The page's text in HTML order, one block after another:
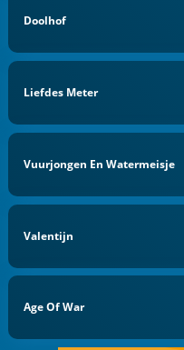
Doolhof
Liefdes Meter
Vuurjongen En Watermeisje
Valentijn
Age Of War